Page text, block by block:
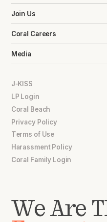
Join Us
Coral Careers
Media
J-KISS
LP Login
Coral Beach
Privacy Policy
Terms of Use
Harassment Policy
Coral Family Login
We Are